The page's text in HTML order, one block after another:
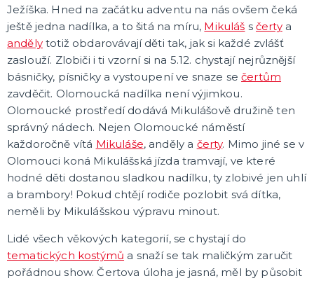
ROZLUČKA SE SVOBODOU
Šerpy na rozlučku
Korunky a čelenky
Balónky na rozlučku
Party nádobí
Brýle na rozlučku
Dárkové tašky
Fotokoutek
Girlandy na rozlučku
Konfety na rozlučku
Podvazky a placky s nápisem
Dekorace na rozlučku
Doplňky pro budoucí nevěstu
Doplňky pro družičky
Doplňky pro budoucího ženicha
Doplňky pro mládence
Hry na rozlučku se svobodou
DALŠÍ KATEGORIE
SPOLEČENSKÉ, STOLNÍ HRY
Deskové hry
Karetní hry
Společenské hry na párty
Strategické deskové hry
Logické hry - pro děti i dospělé
Vědomostní hry - pro dva a více hráčů
Společenské deskové hry pro dva hráče
Erotické deskové hry pro dospělé
Hry a hlavolamy
Retro stolní hry
Deskové a karetní hry pro děti
Rychlé a zběsilé hry na postřeh!
Sportovní deskové hry
DALŠÍ KATEGORIE
Ježíška. Hned na začátku adventu na nás ovšem čeká
ještě jedna nadílka, a to šitá na míru, Mikuláš sčertya
andělytotiž obdarovávají děti tak, jak si každé zvlášť
zaslouží. Zlobiči i ti vzorní si na 5.12. chystají nejrůznější
básničky, písničky a vystoupení ve snaze sečertům
zavděčit. Olomoucká nadílka není výjimkou.
Olomoucké prostředí dodává Mikulášově družině ten
správný nádech. Nejen Olomoucké náměstí
každoročně vítá Mikuláše, anděly a čerty. Mimo jiné se v
Olomouci koná Mikulášská jízda tramvají, ve které
hodné děti dostanou sladkou nadílku, ty zlobivé jen uhlí
a brambory! Pokud chtějí rodiče pozlobit svá dítka,
neměli by Mikulášskou výpravu minout.
Lidé všech věkových kategorií, se chystají do
tematických kostýmů a snaží se tak maličkým zaručit
pořádnou show. Čertova úloha je jasná, měl by působit